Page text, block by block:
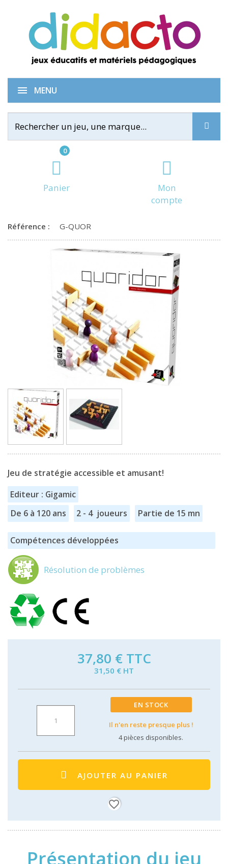
0
Panier
Mon
compte
MENU
Quoridor Classic
Référence : G-QUOR
Jeu de stratégie accessible et amusant!
Editeur : Gigamic
De 6 à 120 ans
2 - 4 joueurs Partie de 15 mn
Compétences développées
Résolution de problèmes
37,80 € TTC
31,50 € HT
EN STOCK
Il n'en reste presque plus !
4pièces disponibles.
AJOUTER AU PANIER
favorite_border
Présentation du jeu